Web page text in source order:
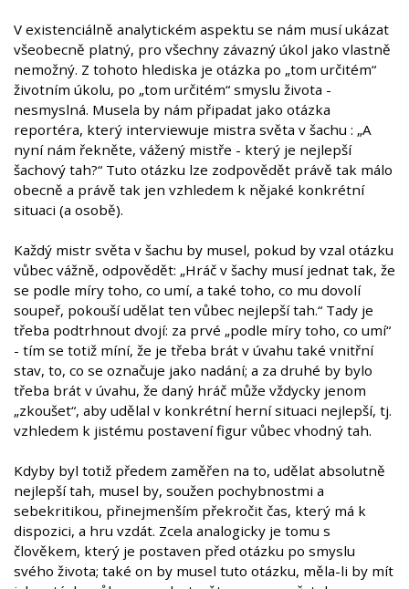
V existenciálně analytickém aspektu se nám musí ukázat
všeobecně platný, pro všechny závazný úkol jako vlastně
nemožný. Z tohoto hlediska je otázka po „tom určitém“
životním úkolu, po „tom určitém“ smyslu života -
nesmyslná. Musela by nám připadat jako otázka
reportéra, který interviewuje mistra světa v šachu : „A
nyní nám řekněte, vážený mistře - který je nejlepší
šachový tah?“ Tuto otázku lze zodpovědět právě tak málo
obecně a právě tak jen vzhledem k nějaké konkrétní
situaci (a osobě).
Každý mistr světa v šachu by musel, pokud by vzal otázku
vůbec vážně, odpovědět: „Hráč v šachy musí jednat tak, že
se podle míry toho, co umí, a také toho, co mu dovolí
soupeř, pokouší udělat ten vůbec nejlepší tah.“ Tady je
třeba podtrhnout dvojí: za prvé „podle míry toho, co umí“
- tím se totiž míní, že je třeba brát v úvahu také vnitřní
stav, to, co se označuje jako nadání; a za druhé by bylo
třeba brát v úvahu, že daný hráč může vždycky jenom
„zkoušet“, aby udělal v konkrétní herní situaci nejlepší, tj.
vzhledem k jistému postavení figur vůbec vhodný tah.
Kdyby byl totiž předem zaměřen na to, udělat absolutně
nejlepší tah, musel by, soužen pochybnostmi a
sebekritikou, přinejmenším překročit čas, který má k
dispozici, a hru vzdát. Zcela analogicky je tomu s
člověkem, který je postaven před otázku po smyslu
svého života; také on by musel tuto otázku, měla-li by mít